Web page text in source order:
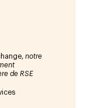
notre
de RSE